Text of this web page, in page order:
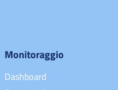
Monitoraggio
Dashboard